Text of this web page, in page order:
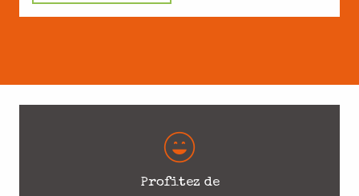
Profitez de